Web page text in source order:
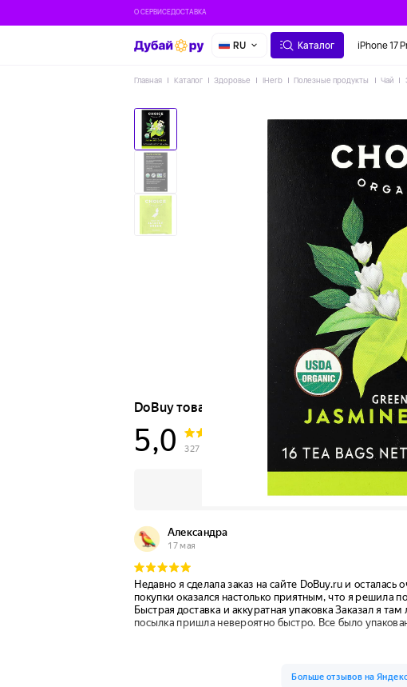
О СЕРВИСЕДОСТАВКА
RU Каталог iPhone 17
Главная Каталог Здоровье IHerb Полезные продукты Чай